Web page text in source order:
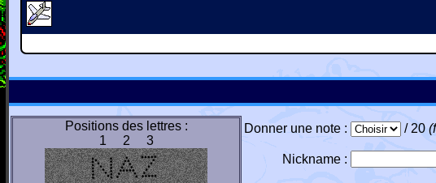
Positions des lettres :
1 2 3
Donner une note : / 20
Nickname :